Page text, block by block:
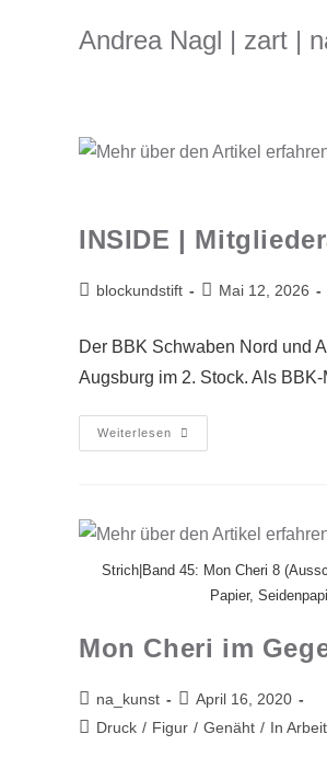
Andrea Nagl | zart |
INSIDE |
blockundstift Mai 12, 2026
Der BBK Schwaben Nord und
Augsburg im 2. Stock. Als
Weiterlesen
Strich|Band 45: Mon Cheri 8
Papier,
Mon Cheri im
na_kunst
April 16, 2020
Druck / Figur / Genäht / In Arbeit